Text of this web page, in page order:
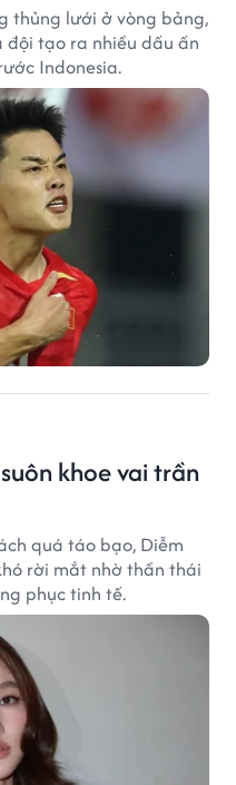
thủng lưới ở vòng bảng,
tạo ra nhiều dấu ấn
Indonesia.
khoe vai trần
quá táo bạo, Diễm
rời mắt nhờ thần thái
phục tinh tế.